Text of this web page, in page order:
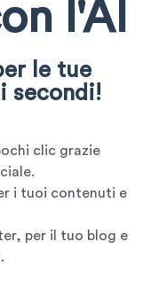
l'AI
le tue
secondi!
clic grazie
i tuoi contenuti e
per il tuo blog e